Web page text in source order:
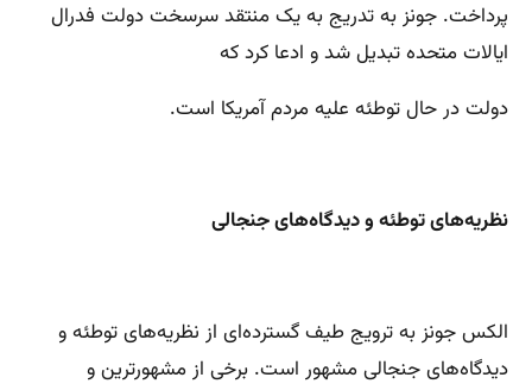
پرداخت. جونز به تدریج به یک منتقد سرسخت دولت فدرال
ایالات متحده تبدیل شد و ادعا کرد که
دولت در حال توطئه علیه مردم آمریکا است.
نظریه‌های توطئه و دیدگاه‌های جنجالی
الکس جونز به ترویج طیف گسترده‌ای از نظریه‌های توطئه و
دیدگاه‌های جنجالی مشهور است. برخی از مشهورترین و